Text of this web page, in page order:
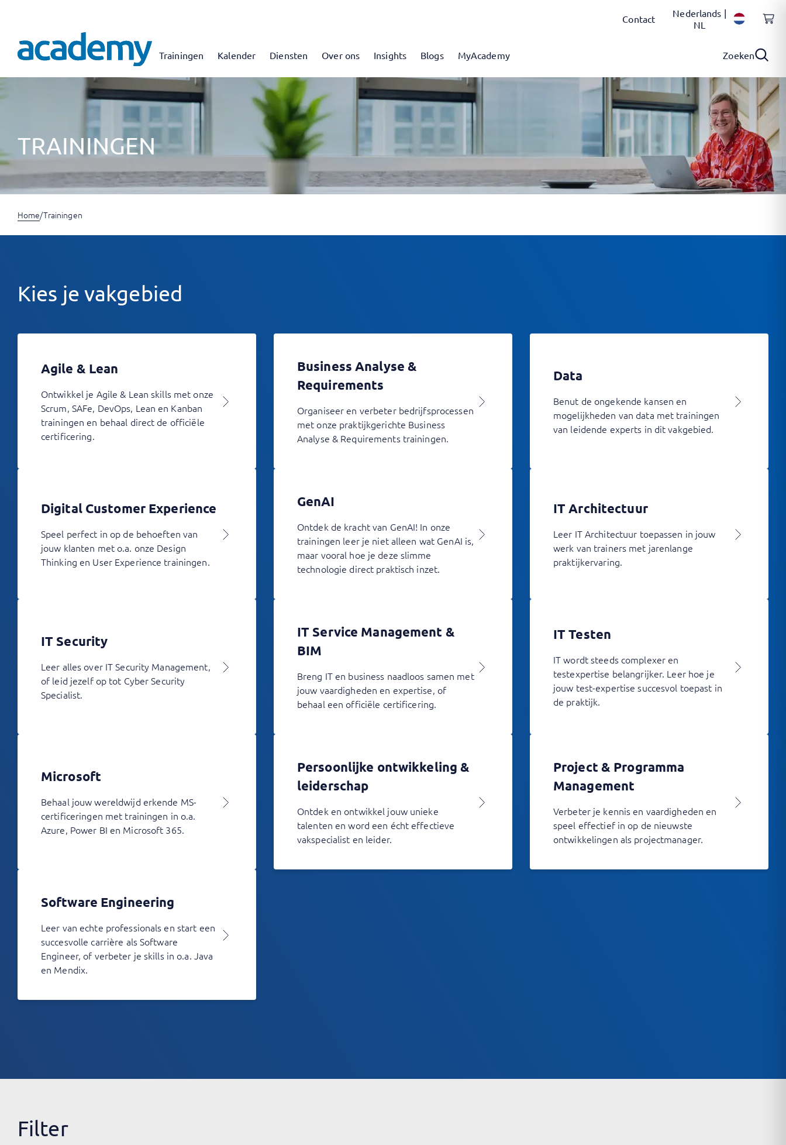
Contact
Nederlands |
NL
Trainingen Kalender Diensten Over ons Insights Blogs MyAcademy Zoeken
TRAININGEN
Home/Trainingen
Kies je vakgebied
Agile & Lean
Ontwikkel je Agile & Lean skills met onze
Scrum, SAFe, DevOps, Lean en Kanban
trainingen en behaal direct de officiële
certificering.
Business Analyse &
Requirements
Organiseer en verbeter bedrijfsprocessen
met onze praktijkgerichte Business
Analyse & Requirements trainingen.
Data
Benut de ongekende kansen en
mogelijkheden van data met trainingen
van leidende experts in dit vakgebied.
Digital Customer Experience
Speel perfect in op de behoeften van
jouw klanten met o.a. onze Design
Thinking en User Experience trainingen.
GenAI
Ontdek de kracht van GenAI! In onze
trainingen leer je niet alleen wat GenAI is,
maar vooral hoe je deze slimme
technologie direct praktisch inzet.
IT Architectuur
Leer IT Architectuur toepassen in jouw
werk van trainers met jarenlange
praktijkervaring.
IT Security
Leer alles over IT Security Management,
of leid jezelf op tot Cyber Security
Specialist.
IT Service Management &
BIM
Breng IT en business naadloos samen met
jouw vaardigheden en expertise, of
behaal een officiële certificering.
IT Testen
IT wordt steeds complexer en
testexpertise belangrijker. Leer hoe je
jouw test-expertise succesvol toepast in
de praktijk.
Microsoft
Behaal jouw wereldwijd erkende MS-
certificeringen met trainingen in o.a.
Azure, Power BI en Microsoft 365.
Persoonlijke ontwikkeling &
leiderschap
Ontdek en ontwikkel jouw unieke
talenten en word een écht effectieve
vakspecialist en leider.
Project & Programma
Management
Verbeter je kennis en vaardigheden en
speel effectief in op de nieuwste
ontwikkelingen als projectmanager.
Software Engineering
Leer van echte professionals en start een
succesvolle carrière als Software
Engineer, of verbeter je skills in o.a. Java
en Mendix.
Filter